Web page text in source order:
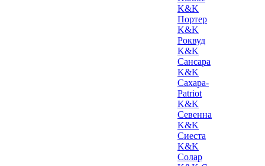
K&K
Портер
K&K
Роквуд
K&K
Сансара
K&K
Сахара-
Patriot
K&K
Севенна
K&K
Сиеста
K&K
Солар